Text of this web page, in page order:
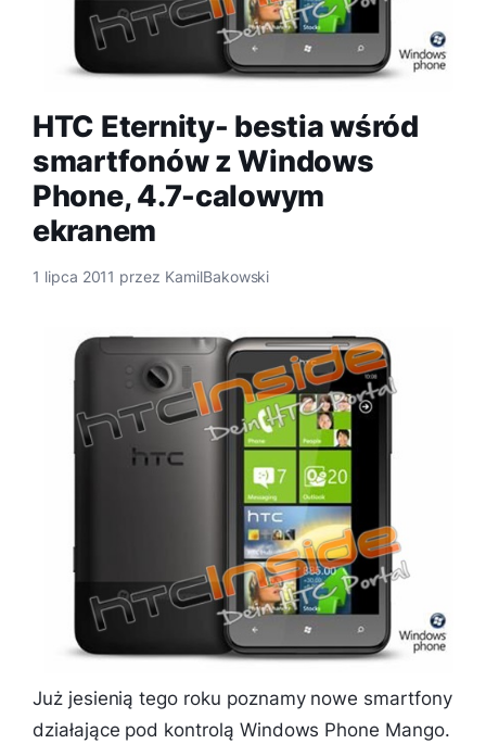
HTC Eternity- bestia wśród
smartfonów z Windows
Phone, 4.7-calowym
ekranem
1 lipca 2011 przez KamilBakowski
Już jesienią tego roku poznamy nowe smartfony
działające pod kontrolą Windows Phone Mango.